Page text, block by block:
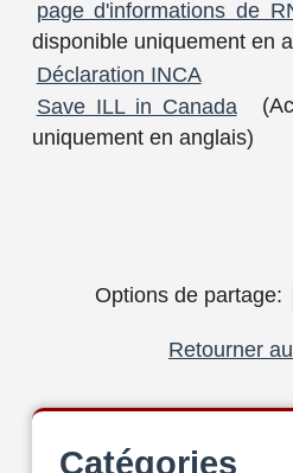
page d'informations de
disponible uniquement en
Déclaration INCA
Save ILL in Canada
uniquement en anglais)
Options de partage:
Retourner
Catégories